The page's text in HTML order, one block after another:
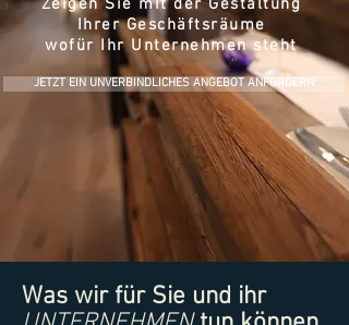
Zeigen Sie mit der Gestaltung
Ihrer Geschäftsräume
wofür Ihr Unternehmen steht
JETZT EIN UNVERBINDLICHES ANGEBOT ANFORDERN
Was wir für Sie und ihr